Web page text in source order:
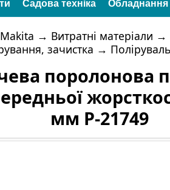
Садова техніка Обладнання
→ Витратні матеріали →
зачистка →
поролонова
мм P-21749